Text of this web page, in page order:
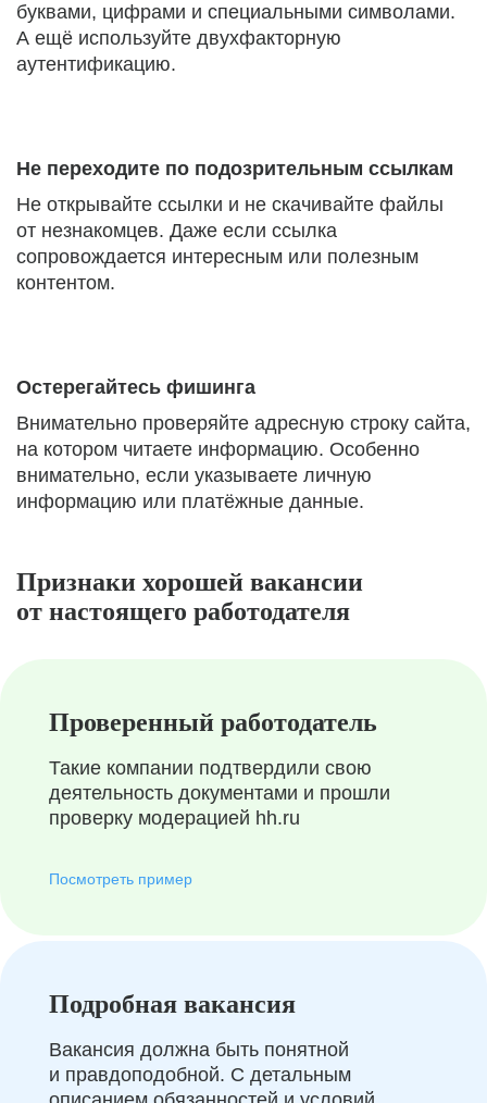
буквами, цифрами и специальными символами.
А ещё используйте двухфакторную
аутентификацию.
Не переходите по подозрительным ссылкам
Не открывайте ссылки и не скачивайте файлы
от незнакомцев. Даже если ссылка
сопровождается интересным или полезным
контентом.
Остерегайтесь фишинга
Внимательно проверяйте адресную строку сайта,
на котором читаете информацию. Особенно
внимательно, если указываете личную
информацию или платёжные данные.
Признаки хорошей вакансии
от настоящего работодателя
Проверенный работодатель
Такие компании подтвердили свою
деятельность документами и прошли
проверку модерацией hh.ru
Посмотреть пример
Подробная вакансия
Вакансия должна быть понятной
и правдоподобной. С детальным